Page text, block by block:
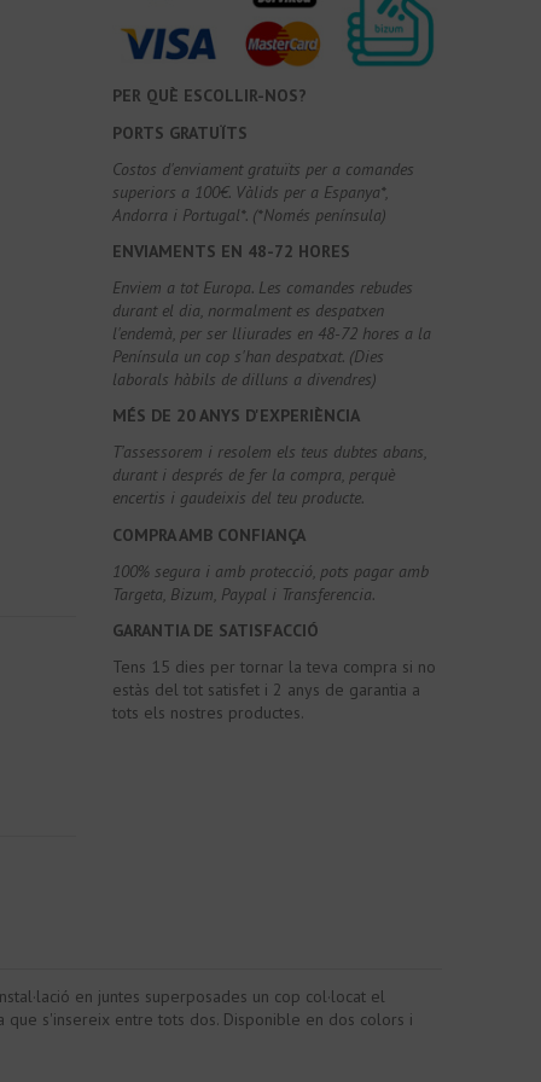
PER QUÈ ESCOLLIR-NOS?
PORTS GRATUÏTS
Costos d'enviament gratuïts per a comandes
superiors a 100€. Vàlids per a Espanya*,
Andorra i Portugal*. (*Només península)
ENVIAMENTS EN 48-72 HORES
Enviem a tot Europa. Les comandes rebudes
durant el dia, normalment es despatxen
l'endemà, per ser lliurades en 48-72 hores a la
Península un cop s'han despatxat. (Dies
laborals hàbils de dilluns a divendres)
MÉS DE 20 ANYS D'EXPERIÈNCIA
T'assessorem i resolem els teus dubtes abans,
durant i després de fer la compra, perquè
encertis i gaudeixis del teu producte.
COMPRA AMB CONFIANÇA
100% segura i amb protecció, pots pagar amb
Targeta, Bizum, Paypal i Transferencia.
GARANTIA DE SATISFACCIÓ
Tens 15 dies per tornar la teva compra si no
estàs del tot satisfet i 2 anys de garantia a
tots els nostres productes.
en juntes superposades un cop col·locat el
s'insereix entre tots dos. Disponible en dos colors i